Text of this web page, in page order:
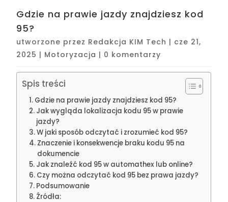
Gdzie na prawie jazdy znajdziesz kod
95?
utworzone przez Redakcja KIM Tech | cze 21,
2025 | Motoryzacja | 0 komentarzy
Spis treści
Gdzie na prawie jazdy znajdziesz kod 95?
Jak wygląda lokalizacja kodu 95 w prawie
jazdy?
W jaki sposób odczytać i zrozumieć kod 95?
Znaczenie i konsekwencje braku kodu 95 na
dokumencie
Jak znaleźć kod 95 w automathex lub online?
Czy można odczytać kod 95 bez prawa jazdy?
Podsumowanie
Źródła: